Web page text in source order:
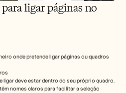
ligar páginas no
onde pretende ligar páginas ou quadros
ligar deve estar dentro do seu próprio quadro.
nomes claros para facilitar a seleção